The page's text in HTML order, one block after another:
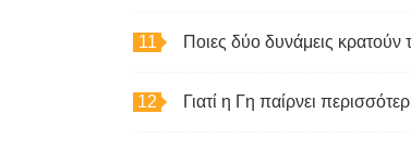
Ποιες δύο δυνάμεις